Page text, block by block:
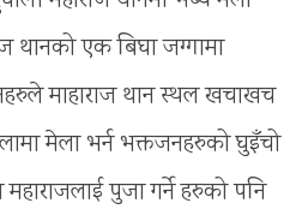
थानको एक बिघा जग्गामा
माहाराज थान स्थल खचाखच
मेला भर्न भक्तजनहरुको घुइँचो
पुजा गर्ने हरुको पनि